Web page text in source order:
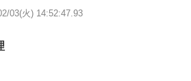
03(火) 14:52:47.93